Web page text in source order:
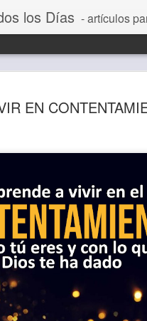
los Días - artículos para aprender a vivir mejor, un día a la
EN